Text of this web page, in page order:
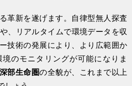
革新を遂げます。自律型無人探査
、リアルタイムで環境データを収
技術の発展により、より広範囲か
のモニタリングが可能になりま
部生命圏の全貌が、これまで以上